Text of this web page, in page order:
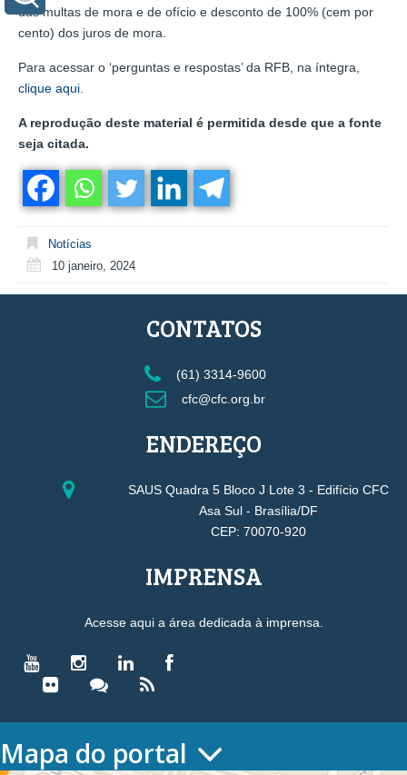
das multas de mora e de ofício e desconto de 100% (cem por
cento) dos juros de mora.
Para acessar o ‘perguntas e respostas’ da RFB, na íntegra,
clique aqui
A reprodução deste material é permitida desde que a fonte
seja citada.
Notícias
10 janeiro, 2024
CONTATOS
(61) 3314-9600
cfc@cfc.org.br
ENDEREÇO
SAUS Quadra 5 Bloco J Lote 3 - Edifício CFC
Asa Sul - Brasília/DF
CEP: 70070-920
IMPRENSA
Acesse aqui a área dedicada à imprensa.
Mapa do portal